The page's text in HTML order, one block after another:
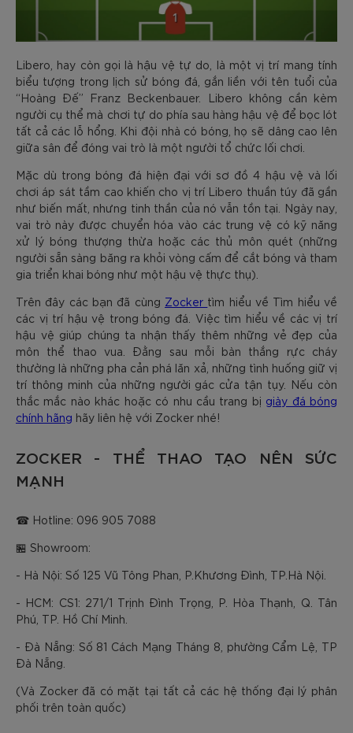
Libero, hay còn gọi là hậu vệ tự do, là một vị trí mang tính
biểu tượng trong lịch sử bóng đá, gắn liền với tên tuổi của
“Hoàng Đế” Franz Beckenbauer. Libero không cần kèm
người cụ thể mà chơi tự do phía sau hàng hậu vệ để bọc lót
tất cả các lỗ hổng. Khi đội nhà có bóng, họ sẽ dâng cao lên
giữa sân để đóng vai trò là một người tổ chức lối chơi.
Mặc dù trong bóng đá hiện đại với sơ đồ 4 hậu vệ và lối
chơi áp sát tầm cao khiến cho vị trí Libero thuần túy đã gần
như biến mất, nhưng tinh thần của nó vẫn tồn tại. Ngày nay,
vai trò này được chuyển hóa vào các trung vệ có kỹ năng
xử lý bóng thượng thừa hoặc các thủ môn quét (những
người sẵn sàng băng ra khỏi vòng cấm để cắt bóng và tham
gia triển khai bóng như một hậu vệ thực thụ).
Trên đây các bạn đã cùng Zocker tìm hiểu về Tìm hiểu về
các vị trí hậu vệ trong bóng đá. Việc tìm hiểu về các vị trí
hậu vệ giúp chúng ta nhận thấy thêm những vẻ đẹp của
môn thể thao vua. Đằng sau mỗi bàn thắng rực cháy
thường là những pha cản phá lăn xả, những tình huống giữ vị
trí thông minh của những người gác cửa tận tụy. Nếu còn
thắc mắc nào khác hoặc có nhu cầu trang bị giày đá bóng
chính hãng hãy liên hệ với Zocker nhé!
ZOCKER - THỂ THAO TẠO NÊN SỨC
MẠNH
☎ Hotline: 096 905 7088
🏪 Showroom:
- Hà Nội: Số 125 Vũ Tông Phan, P.Khương Đình, TP.Hà Nội.
- HCM: CS1: 271/1 Trịnh Đình Trọng, P. Hòa Thạnh, Q. Tân
Phú, TP. Hồ Chí Minh.
- Đà Nẵng: Số 81 Cách Mạng Tháng 8, phường Cẩm Lệ, TP
Đà Nẵng.
(Và Zocker đã có mặt tại tất cả các hệ thống đại lý phân
phối trên toàn quốc)